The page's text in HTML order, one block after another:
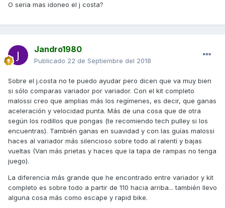
O seria mas idoneo el j costa?
Jandro1980
Publicado 22 de Septiembre del 2018
Sobre el j.costa no te puedo ayudar pero dicen que va muy bien
si sólo comparas variador por variador. Con el kit completo
malossi creo que amplias más los regímenes, es decir, que ganas
aceleración y velocidad punta. Más de una cosa que de otra
según los rodillos que pongas (te recomiendo tech pulley si los
encuentras). También ganas en suavidad y con las guías malossi
haces al variador más silencioso sobre todo al ralentí y bajas
vueltas (Van más prietas y haces que la tapa de rampas no tenga
juego).
La diferencia más grande que he encontrado entre variador y kit
completo es sobre todo a partir de 110 hacia arriba... también llevo
alguna cosa más como escape y rapid bike.